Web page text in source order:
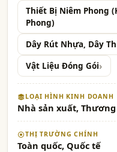
Thiết Bị Niêm Phong
Phong)
Dây Rút Nhựa, Dây
Vật Liệu Đóng Gói
LOẠI HÌNH KINH DOANH
Nhà sản xuất,
THỊ TRƯỜNG CHÍNH
Toàn quốc, Quốc tế